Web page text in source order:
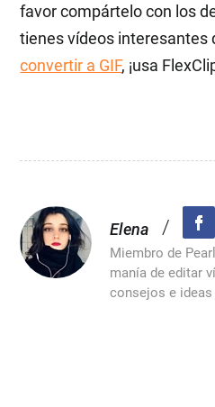
favor compártelo con los
tienes vídeos interesantes
convertir a GIF, ¡usa
Elena /
Miembro de
manía de editar
consejos e